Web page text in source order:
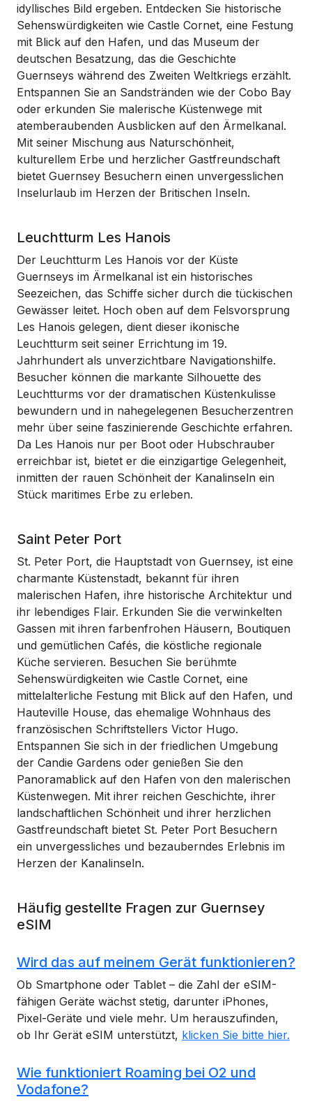
idyllisches Bild ergeben. Entdecken Sie historische
Sehenswürdigkeiten wie Castle Cornet, eine Festung
mit Blick auf den Hafen, und das Museum der
deutschen Besatzung, das die Geschichte
Guernseys während des Zweiten Weltkriegs erzählt.
Entspannen Sie an Sandstränden wie der Cobo Bay
oder erkunden Sie malerische Küstenwege mit
atemberaubenden Ausblicken auf den Ärmelkanal.
Mit seiner Mischung aus Naturschönheit,
kulturellem Erbe und herzlicher Gastfreundschaft
bietet Guernsey Besuchern einen unvergesslichen
Inselurlaub im Herzen der Britischen Inseln.
Leuchtturm Les Hanois
Der Leuchtturm Les Hanois vor der Küste
Guernseys im Ärmelkanal ist ein historisches
Seezeichen, das Schiffe sicher durch die tückischen
Gewässer leitet. Hoch oben auf dem Felsvorsprung
Les Hanois gelegen, dient dieser ikonische
Leuchtturm seit seiner Errichtung im 19.
Jahrhundert als unverzichtbare Navigationshilfe.
Besucher können die markante Silhouette des
Leuchtturms vor der dramatischen Küstenkulisse
bewundern und in nahegelegenen Besucherzentren
mehr über seine faszinierende Geschichte erfahren.
Da Les Hanois nur per Boot oder Hubschrauber
erreichbar ist, bietet er die einzigartige Gelegenheit,
inmitten der rauen Schönheit der Kanalinseln ein
Stück maritimes Erbe zu erleben.
Saint Peter Port
St. Peter Port, die Hauptstadt von Guernsey, ist eine
charmante Küstenstadt, bekannt für ihren
malerischen Hafen, ihre historische Architektur und
ihr lebendiges Flair. Erkunden Sie die verwinkelten
Gassen mit ihren farbenfrohen Häusern, Boutiquen
und gemütlichen Cafés, die köstliche regionale
Küche servieren. Besuchen Sie berühmte
Sehenswürdigkeiten wie Castle Cornet, eine
mittelalterliche Festung mit Blick auf den Hafen, und
Hauteville House, das ehemalige Wohnhaus des
französischen Schriftstellers Victor Hugo.
Entspannen Sie sich in der friedlichen Umgebung
der Candie Gardens oder genießen Sie den
Panoramablick auf den Hafen von den malerischen
Küstenwegen. Mit ihrer reichen Geschichte, ihrer
landschaftlichen Schönheit und ihrer herzlichen
Gastfreundschaft bietet St. Peter Port Besuchern
ein unvergessliches und bezauberndes Erlebnis im
Herzen der Kanalinseln.
Häufig gestellte Fragen zur Guernsey
eSIM
Wird das auf meinem Gerät funktionieren?
Ob Smartphone oder Tablet – die Zahl der eSIM-
fähigen Geräte wächst stetig, darunter iPhones,
Pixel-Geräte und viele mehr. Um herauszufinden,
ob Ihr Gerät eSIM unterstützt, klicken Sie bitte hier.
Wie funktioniert Roaming bei O2 und
Vodafone?